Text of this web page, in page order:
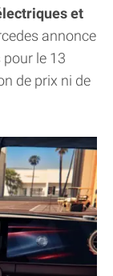
et
annonce
le 13
de prix ni de